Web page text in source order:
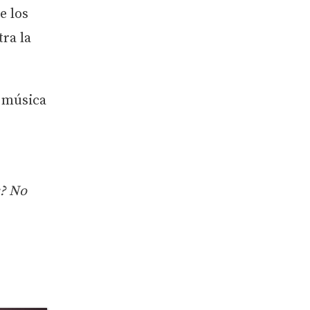
los
la
No